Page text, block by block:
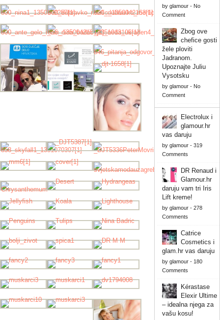
by glamour- No
Comment
Zbog ove
chefice gosti
žele ploviti
Jadranom.
Upoznajte Juliu
Vysotsku
by glamour- No
Comment
Electrolux i
glamour.hr
vas daruju
by glamour- 319
Comments
DR Renaud i
Glamour.hr
daruju vam tri Iris
Lift kreme!
by glamour- 278
Comments
Catrice
Cosmetics i
glam.hr vas daruju
by glamour- 180
Comments
Kérastase
Elexir Ultime
– idealna njega za
vašu kosu!